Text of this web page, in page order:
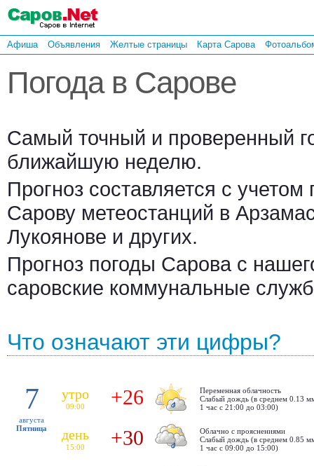
Афиша Объявления Желтые страницы Карта Сарова
Погода в Сарове
Самый точный и проверенный
ближайшую неделю.
Прогноз составляется с
Сарову метеостанций в
Лукоянове и других.
Прогноз погоды Сарова с
саровские коммунальные
Что означают эти цифры?
7
августа
Пятница
утро
09:00 +26
Переменная облачность
Cлабый дождь (в среднем 0.13
1 час с 21:00 до 03:00)
день
15:00 +30
Облачно с прояснениями
Cлабый дождь (в среднем 0.85
1 час с 09:00 до 15:00)